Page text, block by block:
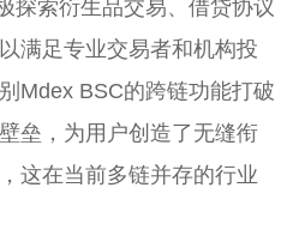
探索衍生品交易、借贷协议
满足专业交易者和机构投
Mdex BSC的跨链功能打破
垒，为用户创造了无缝衔
这在当前多链并存的行业